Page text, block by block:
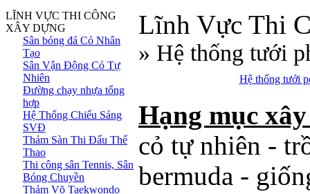
LĨNH VỰC THI CÔNG
XÂY DỰNG
Sân bóng đá Cỏ Nhân
Tạo
Sân Vận Động Cỏ Tự
Nhiên
Đường chạy nhựa tổng
hợp
Hệ Thống Chiếu Sáng
SVĐ
Thảm Sàn Thi Đấu Thể
Thao
Thi công sân Tennis, Sân
Bóng Chuyền
Thảm Võ Taekwondo
Lĩnh Vực Thi
» Hệ thống tưới
Hệ thống tưới
Hạng mục
cỏ tự nhiên -
bermuda -